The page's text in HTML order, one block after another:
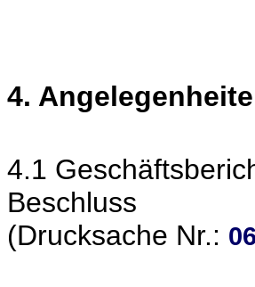
4.
4.1
Beschluss
(Drucksache Nr.: